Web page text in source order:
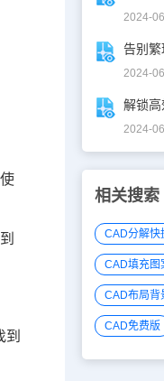
到
2024-
2024-
2024-
相关搜索
CAD分解快
CAD填充图
CAD布局背
CAD免费版